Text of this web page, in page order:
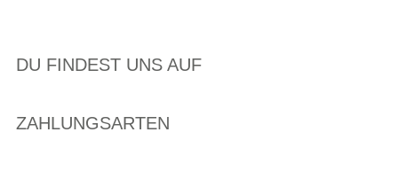
DU FINDEST UNS AUF
ZAHLUNGSARTEN